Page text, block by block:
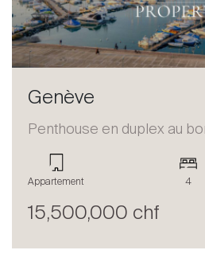
Genève
Appartement 4
15,500,000 chf